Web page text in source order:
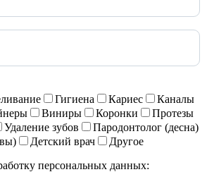
Гигиена Кариес
Каналы
Виниры Коронки
Протезы
Удаление зубов
Пародонтолог (десна)
Детский врач
Другое
персональных данных: